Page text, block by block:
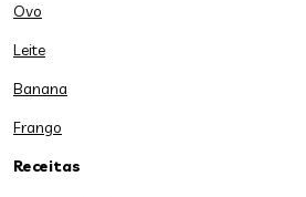
Ovo
Leite
Banana
Frango
Receitas